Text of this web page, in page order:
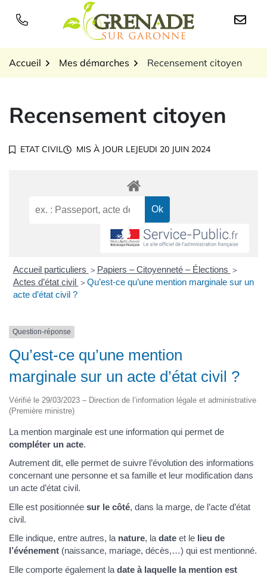
Logo Grenade sur
Accueil Mes démarches Recensement citoyen
Recensement citoyen
ETAT CIVIL MIS À JOUR LEJEUDI 20 JUIN 2024
Accueil particuliers > Papiers – Citoyenneté – Élections >
Actes d’état civil > Qu’est-ce qu’une mention marginale sur un
acte d’état civil ?
Question-réponse
Qu’est-ce qu’une mention
marginale sur un acte d’état civil ?
Vérifié le 29/03/2023 – Direction de l’information légale et administrative
(Première ministre)
La mention marginale est une information qui permet de
compléter un acte.
Autrement dit, elle permet de suivre l’évolution des informations
concernant une personne et sa famille et leur modification dans
un acte d’état civil.
Elle est positionnée sur le côté, dans la marge, de l’acte d’état
civil.
Elle indique, entre autres, la nature, la date et le lieu de
l’événement (naissance, mariage, décès,…) qui est mentionné.
Elle comporte également la date à laquelle la mention est